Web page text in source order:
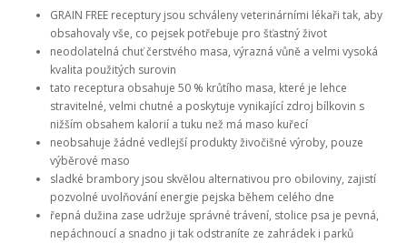
GRAIN FREE receptury jsou schváleny veterinárními lékaři tak, aby
obsahovaly vše, co pejsek potřebuje pro šťastný život
neodolatelná chuť čerstvého masa, výrazná vůně a velmi vysoká
kvalita použitých surovin
tato receptura obsahuje 50 % krůtího masa, které je lehce
stravitelné, velmi chutné a poskytuje vynikající zdroj bílkovin s
nižším obsahem kalorií a tuku než má maso kuřecí
neobsahuje žádné vedlejší produkty živočišné výroby, pouze
výběrové maso
sladké brambory jsou skvělou alternativou pro obiloviny, zajistí
pozvolné uvolňování energie pejska během celého dne
řepná dužina zase udržuje správné trávení, stolice psa je pevná,
nepáchnoucí a snadno ji tak odstraníte ze zahrádek i parků